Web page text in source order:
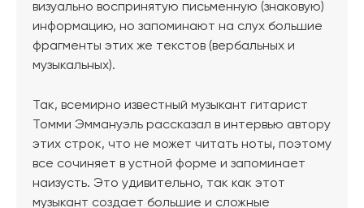
визуально воспринятую письменную (знаковую)
информацию, но запоминают на слух большие
фрагменты этих же текстов (вербальных и
музыкальных).
Так, всемирно известный музыкант гитарист
Томми Эммануэль рассказал в интервью автору
этих строк, что не может читать ноты, поэтому
все сочиняет в устной форме и запоминает
наизусть. Это удивительно, так как этот
музыкант создает большие и сложные